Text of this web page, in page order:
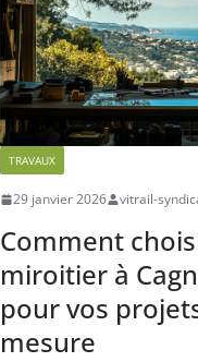
TRAVAUX
29 janvier 2026 vitrail-
Comment
miroitier à
pour vos
mesure